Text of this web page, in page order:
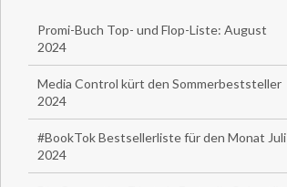
Promi-Buch Top- und Flop-Liste: August
2024
Media Control kürt den Sommerbeststeller
2024
#BookTok Bestsellerliste für den Monat Juli
2024